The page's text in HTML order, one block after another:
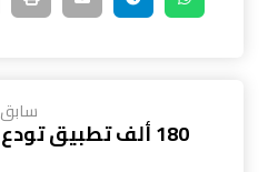
سابق
180 ألف تطبيق تودع “آيفون” و”آيباد”